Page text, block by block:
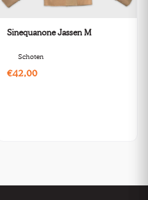
Sinequanone Jassen M
Schoten
€42,00